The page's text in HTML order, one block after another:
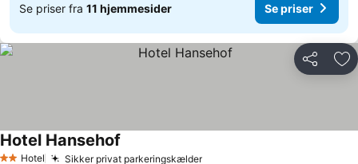
Se priser fra 11 hjemmesider Se priser
Del
Hotel Sikker privat parkeringskælder
Hotel Hansehof